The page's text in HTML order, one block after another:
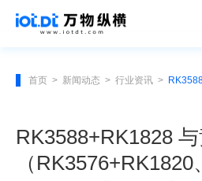
首页 > 新闻动态 > 行业资讯 >
RK3588+RK1828
（